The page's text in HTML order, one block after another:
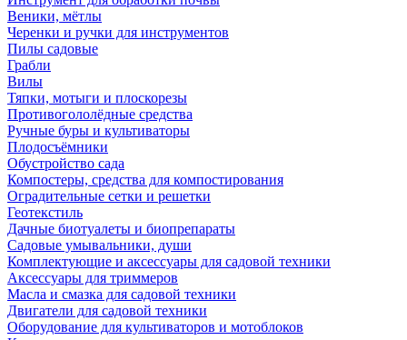
Веники, мётлы
Черенки и ручки для инструментов
Пилы садовые
Грабли
Вилы
Тяпки, мотыги и плоскорезы
Противогололёдные средства
Ручные буры и культиваторы
Плодосъёмники
Обустройство сада
Компостеры, средства для компостирования
Оградительные сетки и решетки
Геотекстиль
Дачные биотуалеты и биопрепараты
Садовые умывальники, души
Комплектующие и аксессуары для садовой техники
Аксессуары для триммеров
Масла и смазка для садовой техники
Двигатели для садовой техники
Оборудование для культиваторов и мотоблоков